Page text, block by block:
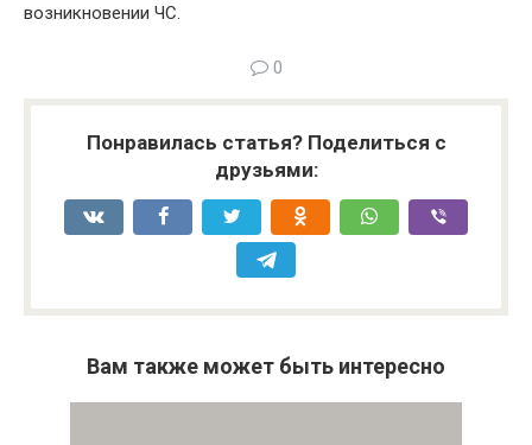
возникновении ЧС.
0
Понравилась статья? Поделиться с
друзьями:
Вам также может быть интересно